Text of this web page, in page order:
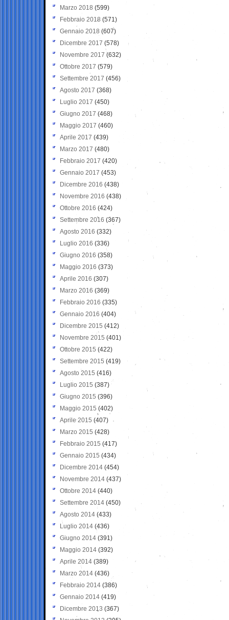
Marzo 2018 (599)
Febbraio 2018 (571)
Gennaio 2018 (607)
Dicembre 2017 (578)
Novembre 2017 (632)
Ottobre 2017 (579)
Settembre 2017 (456)
Agosto 2017 (368)
Luglio 2017 (450)
Giugno 2017 (468)
Maggio 2017 (460)
Aprile 2017 (439)
Marzo 2017 (480)
Febbraio 2017 (420)
Gennaio 2017 (453)
Dicembre 2016 (438)
Novembre 2016 (438)
Ottobre 2016 (424)
Settembre 2016 (367)
Agosto 2016 (332)
Luglio 2016 (336)
Giugno 2016 (358)
Maggio 2016 (373)
Aprile 2016 (307)
Marzo 2016 (369)
Febbraio 2016 (335)
Gennaio 2016 (404)
Dicembre 2015 (412)
Novembre 2015 (401)
Ottobre 2015 (422)
Settembre 2015 (419)
Agosto 2015 (416)
Luglio 2015 (387)
Giugno 2015 (396)
Maggio 2015 (402)
Aprile 2015 (407)
Marzo 2015 (428)
Febbraio 2015 (417)
Gennaio 2015 (434)
Dicembre 2014 (454)
Novembre 2014 (437)
Ottobre 2014 (440)
Settembre 2014 (450)
Agosto 2014 (433)
Luglio 2014 (436)
Giugno 2014 (391)
Maggio 2014 (392)
Aprile 2014 (389)
Marzo 2014 (436)
Febbraio 2014 (386)
Gennaio 2014 (419)
Dicembre 2013 (367)